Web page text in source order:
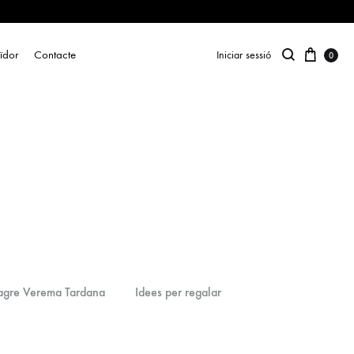
Contacte Iniciar sessió 0
Verema Tardana Idees per regalar